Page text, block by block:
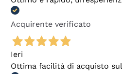
Acquirente verificato
Ieri
Ottima facilità di acquisto